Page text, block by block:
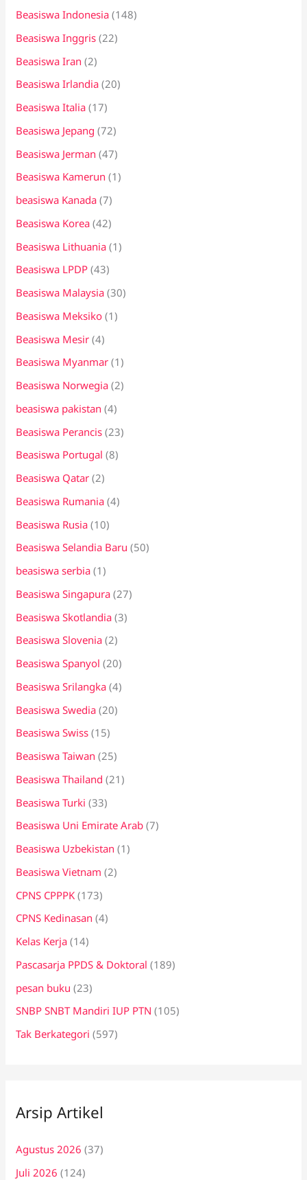
Beasiswa Indonesia (148)
Beasiswa Inggris (22)
Beasiswa Iran (2)
Beasiswa Irlandia (20)
Beasiswa Italia (17)
Beasiswa Jepang (72)
Beasiswa Jerman (47)
Beasiswa Kamerun (1)
beasiswa Kanada (7)
Beasiswa Korea (42)
Beasiswa Lithuania (1)
Beasiswa LPDP (43)
Beasiswa Malaysia (30)
Beasiswa Meksiko (1)
Beasiswa Mesir (4)
Beasiswa Myanmar (1)
Beasiswa Norwegia (2)
beasiswa pakistan (4)
Beasiswa Perancis (23)
Beasiswa Portugal (8)
Beasiswa Qatar (2)
Beasiswa Rumania (4)
Beasiswa Rusia (10)
Beasiswa Selandia Baru (50)
beasiswa serbia (1)
Beasiswa Singapura (27)
Beasiswa Skotlandia (3)
Beasiswa Slovenia (2)
Beasiswa Spanyol (20)
Beasiswa Srilangka (4)
Beasiswa Swedia (20)
Beasiswa Swiss (15)
Beasiswa Taiwan (25)
Beasiswa Thailand (21)
Beasiswa Turki (33)
Beasiswa Uni Emirate Arab (7)
Beasiswa Uzbekistan (1)
Beasiswa Vietnam (2)
CPNS CPPPK (173)
CPNS Kedinasan (4)
Kelas Kerja (14)
Pascasarja PPDS & Doktoral (189)
pesan buku (23)
SNBP SNBT Mandiri IUP PTN (105)
Tak Berkategori (597)
Arsip Artikel
Agustus 2026 (37)
Juli 2026 (124)